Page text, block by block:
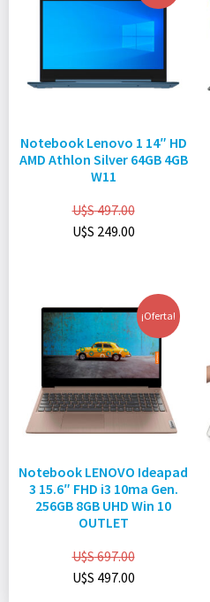
Notebook Lenovo 1 14″ HD
AMD Athlon Silver 64GB 4GB
W11
U$S497.00
U$S 249.00
¡Oferta!
Notebook LENOVO Ideapad
3 15.6″ FHD i3 10ma Gen.
256GB 8GB UHD Win 10
OUTLET
U$S697.00
U$S 497.00